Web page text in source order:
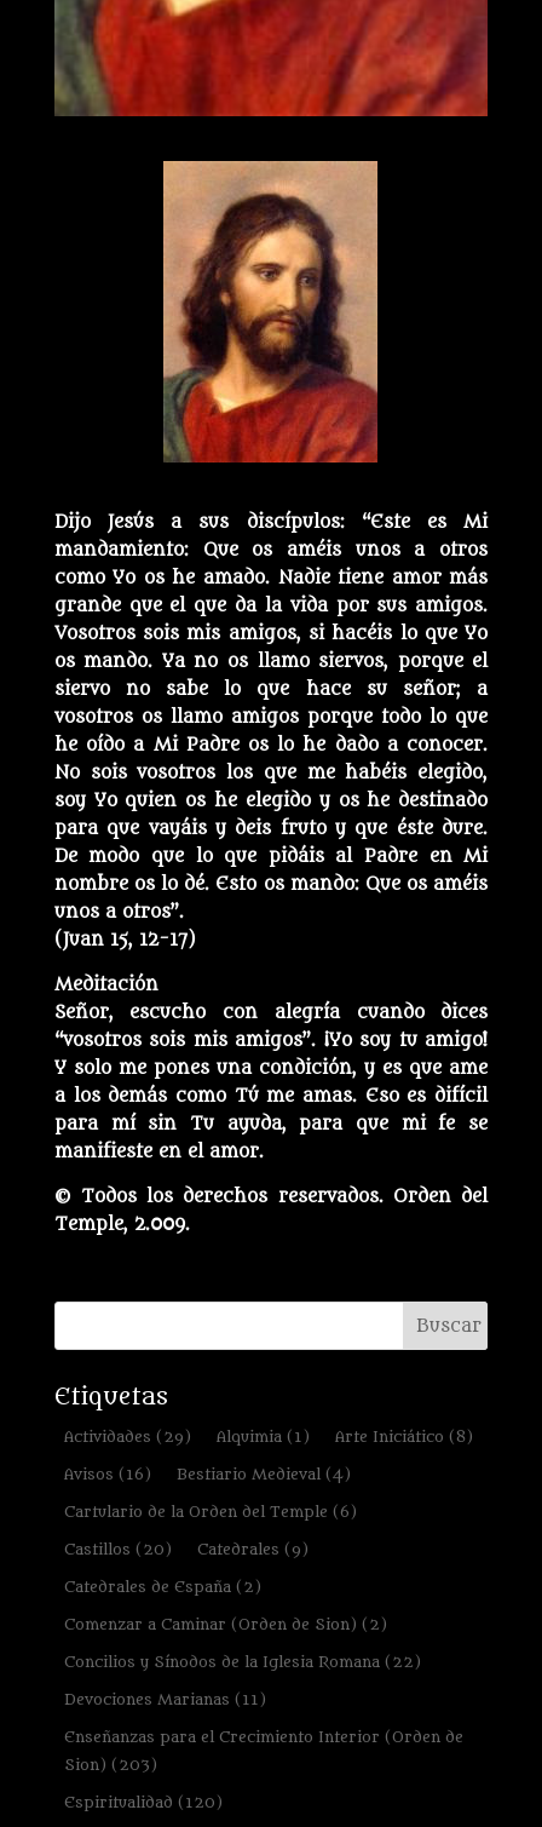
Dijo Jesús a sus discípulos: “Este es Mi
mandamiento: Que os améis unos a otros
como Yo os he amado. Nadie tiene amor más
grande que el que da la vida por sus amigos.
Vosotros sois mis amigos, si hacéis lo que Yo
os mando. Ya no os llamo siervos, porque el
siervo no sabe lo que hace su señor; a
vosotros os llamo amigos porque todo lo que
he oído a Mi Padre os lo he dado a conocer.
No sois vosotros los que me habéis elegido,
soy Yo quien os he elegido y os he destinado
para que vayáis y deis fruto y que éste dure.
De modo que lo que pidáis al Padre en Mi
nombre os lo dé. Esto os mando: Que os améis
unos a otros”.
(Juan 15, 12-17)
Meditación
Señor, escucho con alegría cuando dices
“vosotros sois mis amigos”. ¡Yo soy tu amigo!
Y solo me pones una condición, y es que ame
a los demás como Tú me amas. Eso es difícil
para mí sin Tu ayuda, para que mi fe se
manifieste en el amor.
© Todos los derechos reservados. Orden del
Temple, 2.009.
Etiquetas
Actividades (29) Alquimia(1) Arte Iniciático (8)
Avisos (16) Bestiario Medieval(4)
Cartulario de la Orden del Temple (6)
Castillos (20) Catedrales (9)
Catedrales de España(2)
Comenzar a Caminar (Orden de Sion) (2)
Concilios y Sínodos de la Iglesia Romana(22)
Devociones Marianas (11)
Enseñanzas para el Crecimiento Interior (Orden de
Sion) (203)
Espiritualidad (120)